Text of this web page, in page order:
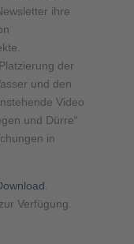
ihre
der
und den
Video
und Dürre“
in
zur Verfügung.